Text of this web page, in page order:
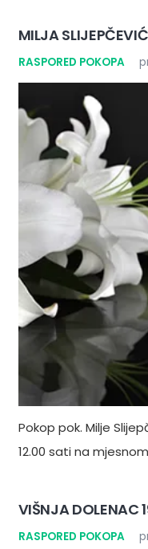
MILJA
RASPORED POKOPA
Pokop pok. Milje
12.00 sati na
VIŠNJA DOLENAC
RASPORED POKOPA